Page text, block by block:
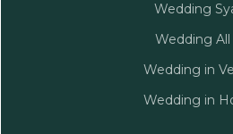
Wedding
Wedding All
Wedding in
Wedding in